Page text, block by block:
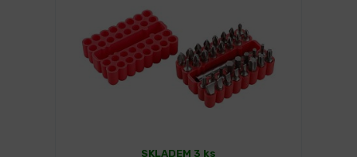
SKLADEM 3 ks